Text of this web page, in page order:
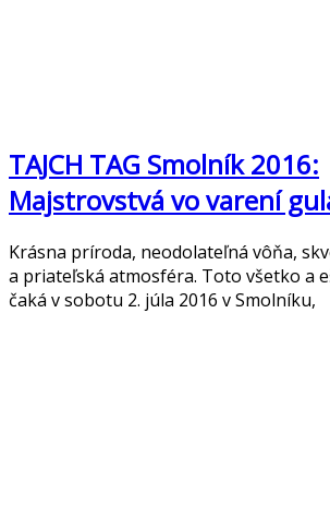
TAJCH TAG Smolník 2016:
Majstrovstvá vo varení
Krásna príroda, neodolateľná vôňa,
a priateľská atmosféra. Toto všetko a
čaká v sobotu 2. júla 2016 v Smolníku,